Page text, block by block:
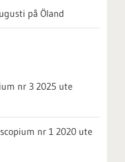
på Öland
nr 3 2025 ute
nr 1 2020 ute